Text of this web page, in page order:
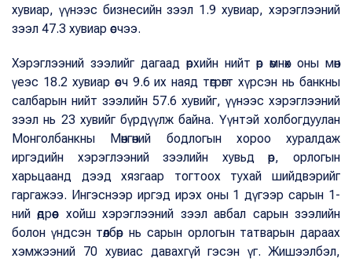
хувиар, үүнээс бизнесийн зээл 1.9 хувиар, хэрэглээний
зээл 47.3 хувиар өсчээ.
Хэрэглээний зээлийг дагаад өрхийн нийт өр өмнөх оны мөн
үеэс 18.2 хувиар өсч 9.6 их наяд төгрөгт хүрсэн нь банкны
салбарын нийт зээлийн 57.6 хувийг, үүнээс хэрэглээний
зээл нь 23 хувийг бүрдүүлж байна. Үүнтэй холбогдуулан
Монголбанкны Мөнгөний бодлогын хороо хуралдаж
иргэдийн хэрэглээний зээлийн хувьд өр, орлогын
харьцаанд дээд хязгаар тогтоох тухай шийдвэрийг
гаргажээ. Ингэснээр иргэд ирэх оны 1 дүгээр сарын 1-
ний өдрөөс хойш хэрэглээний зээл авбал сарын зээлийн
болон үндсэн төлбөр нь сарын орлогын татварын дараах
хэмжээний 70 хувиас давахгүй гэсэн үг. Жишээлбэл,